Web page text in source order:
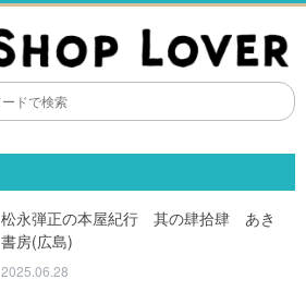
松永弾正の本屋紀行 其の肆拾肆 あき
書房(広島)
2025.06.28